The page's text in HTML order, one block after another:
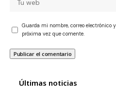
Guarda mi nombre, correo electrónico
próxima vez que comente.
Últimas noticias